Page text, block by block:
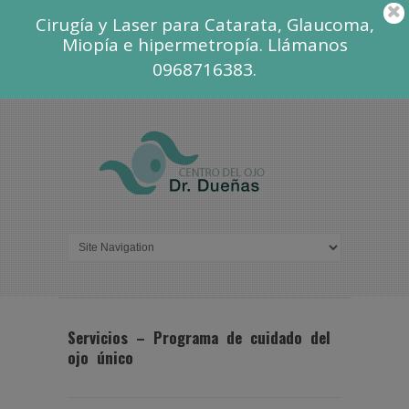
Servicios – Programa de cuidado del
ojo único
Cirugía y Laser para Catarata, Glaucoma,
Miopía e hipermetropía. Llámanos
0968716383.